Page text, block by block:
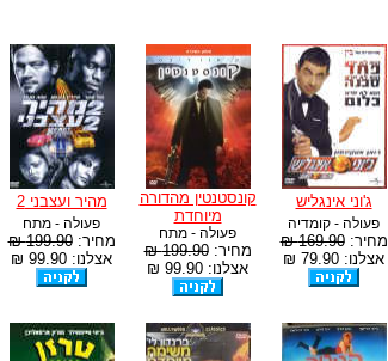
ג'וני אינגליש
פעולה - קומדיה
מחיר:169.90 ₪
אצלנו: 79.90 ₪
קונסטנטין מהדורה
מיוחדת
פעולה - מתח
מחיר:199.90 ₪
אצלנו: 99.90 ₪
מהיר ועצבני 2
פעולה - מתח
מחיר:199.90 ₪
אצלנו: 99.90 ₪